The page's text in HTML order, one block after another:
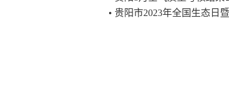
• 贵阳市2023年全国生态日